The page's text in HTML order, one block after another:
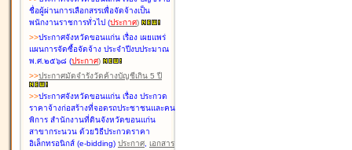
ชื่อผู้ผ่านการเลือกสรรเพื่อจัดจ้างเป็น
พนักงานราชการทั่วไป (ประกาศ)
>>ประกาศจังหวัดขอนแก่น เรื่อง เผยแพร่
แผนการจัดซื้อจัดจ้าง ประจำปีงบประมาณ
พ.ศ.๒๕๖๘ (ประกาศ)
>>ประกาศมัดจำรังวัดค้างบัญชีเกิน 5 ปี
>>ประกาศจังหวัดขอนแก่น เรื่อง ประกวด
ราคาจ้างก่อสร้างที่จอดรถประชาชนและคน
พิการ สำนักงานที่ดินจังหวัดขอนแก่น
สาขากระนวน ด้วยวิธีประกวดราคา
อิเล็กทรอนิกส์ (e-bidding) ประกาศ, เอกสาร